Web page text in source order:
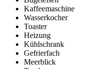
Kaffeemaschine
Wasserkocher
Toaster
Heizung
Kühlschrank
Gefrierfach
Meerblick